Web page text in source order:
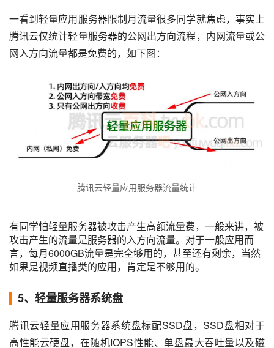
一看到轻量应用服务器限制月流量很多同学就焦虑，事实上
腾讯云仅统计轻量服务器的公网出方向流程，内网流量或公
网入方向流量都是免费的，如下图：
腾讯云轻量应用服务器流量统计
有同学怕轻量服务器被攻击产生高额流量费，一般来讲，被
攻击产生的流量是服务器的入方向流量。对于一般应用而
言，每月6000GB流量是完全够用的，甚至还有剩余，当然
如果是视频直播类的应用，肯定是不够用的。
5、轻量服务器系统盘
腾讯云轻量应用服务器系统盘标配SSD盘，SSD盘相对于
高性能云硬盘，在随机IOPS性能、单盘最大吞吐量以及磁